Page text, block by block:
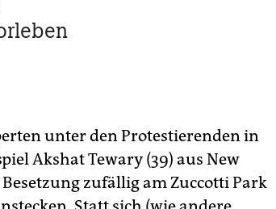
unter den Protestierenden in
Akshat Tewary (39) aus New
zufällig am Zuccotti Park